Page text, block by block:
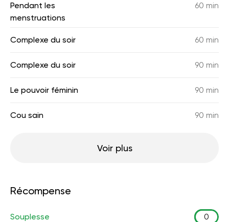
Pendant les
menstruations
60 min
Complexe du soir 60 min
Complexe du soir 90 min
Le pouvoir féminin 90 min
Cou sain 90 min
Voir plus
Récompense
Souplesse 0